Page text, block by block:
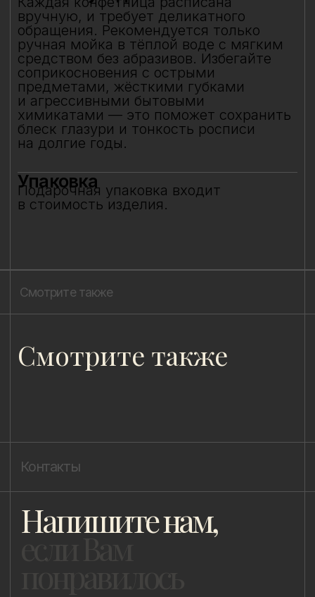
Лада Быстрицкая
8 (981) 961-85-78
Создавая фарфор, я стремлюсь
сохранить в нём мгновения нашей
современности — важные,
живые,хрупкие, значимые как лично
для меня так и моего окружения,
чтобы мимолётное стало вечным, а
прекрасное обрело форму…
Пользовательское соглашение